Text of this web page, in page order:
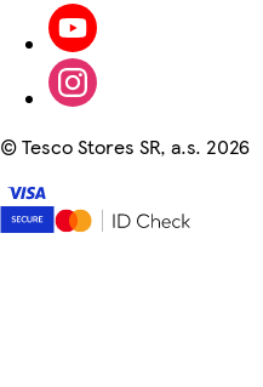
©Tesco Stores SR, a.s. 2026